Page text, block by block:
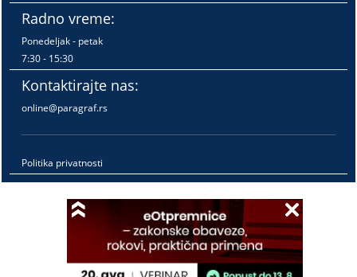
Radno vreme:
Ponedeljak - petak
7:30 - 15:30
Kontaktirajte nas:
online@paragraf.rs
Politika privatnosti